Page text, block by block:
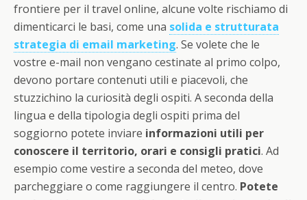
frontiere per il travel online, alcune volte rischiamo di
dimenticarci le basi, come una solida e strutturata
strategia di email marketing. Se volete che le
vostre e-mail non vengano cestinate al primo colpo,
devono portare contenuti utili e piacevoli, che
stuzzichino la curiosità degli ospiti. A seconda della
lingua e della tipologia degli ospiti prima del
soggiorno potete inviare informazioni utili per
conoscere il territorio, orari e consigli pratici. Ad
esempio come vestire a seconda del meteo, dove
parcheggiare o come raggiungere il centro. Potete